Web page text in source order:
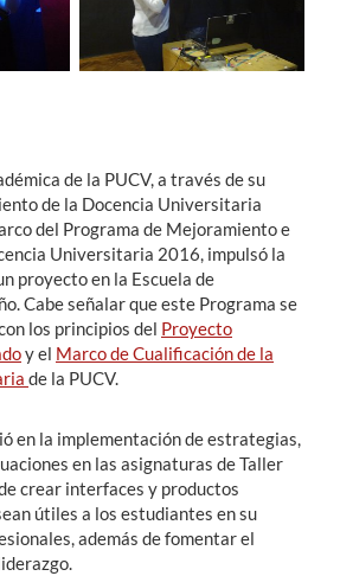
de la PUCV, a través de su
de la Docencia Universitaria
del Programa de Mejoramiento e
Universitaria 2016, impulsó la
proyecto en la Escuela de
Cabe señalar que este Programa se
los principios del Proyecto
y el Marco de Cualificación de la
de la PUCV.
en la implementación de estrategias,
en las asignaturas de Taller
crear interfaces y productos
útiles a los estudiantes en su
además de fomentar el